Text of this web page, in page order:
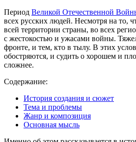
Период Великой Отечественной
всех русских людей. Несмотря на то,
всей территории страны, во всех
с жестокостью и ужасами войны.
фронте, и тем, кто в тылу. В этих
обостряются, и судить о хорошем и
сложнее.
Содержание:
История создания и сюжет
Тема и проблемы
Жанр и композиция
Основная мысль